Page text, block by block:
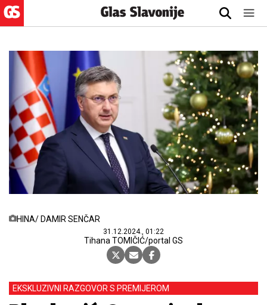
HINA/ DAMIR SENČAR
31.12.2024., 01:22
Tihana TOMIČIĆ/portal GS
EKSKLUZIVNI RAZGOVOR S PREMIJEROM